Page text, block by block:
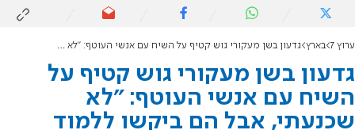
ערוץ 7 בארץ גדעון בשן מעקורי גוש קטיף על השיח עם אנשי העוטף: "לא שכנעתי, אבל הם ביקשו ללמוד פרשת שבוע"
גדעון בשן מעקורי גוש קטיף על
השיח עם אנשי העוטף: "לא
שכנעתי, אבל הם ביקשו ללמוד